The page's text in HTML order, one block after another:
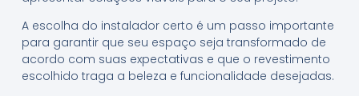
A escolha do instalador certo é um passo importante
para garantir que seu espaço seja transformado de
acordo com suas expectativas e que o revestimento
escolhido traga a beleza e funcionalidade desejadas.